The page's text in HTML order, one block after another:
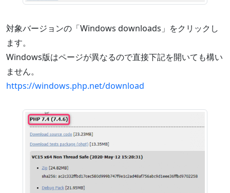
対象バージョンの「Windows downloads」をクリックし
ます。
Windows版はページが異なるので直接下記を開いても構い
ません。
https://windows.php.net/download